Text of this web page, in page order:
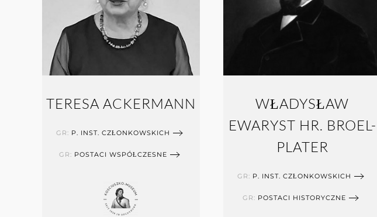
TERESA ACKERMANN
GR: P. INST. CZŁONKOWSKICH
GR: POSTACI WSPÓŁCZESNE
WŁADYSŁAW
EWARYST HR. BROEL-
PLATER
GR: P. INST. CZŁONKOWSKICH
GR: POSTACI HISTORYCZNE